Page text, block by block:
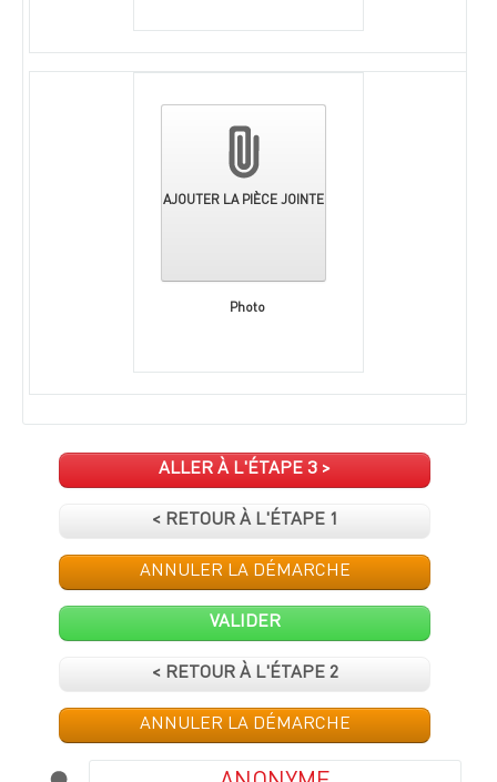
AJOUTER LA PIÈCE JOINTE
Photo
ALLER À L'ÉTAPE 3 >
< RETOUR À L'ÉTAPE 1
ANNULER LA DÉMARCHE
VALIDER
< RETOUR À L'ÉTAPE 2
ANNULER LA DÉMARCHE